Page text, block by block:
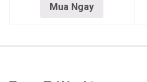
Mua Ngay